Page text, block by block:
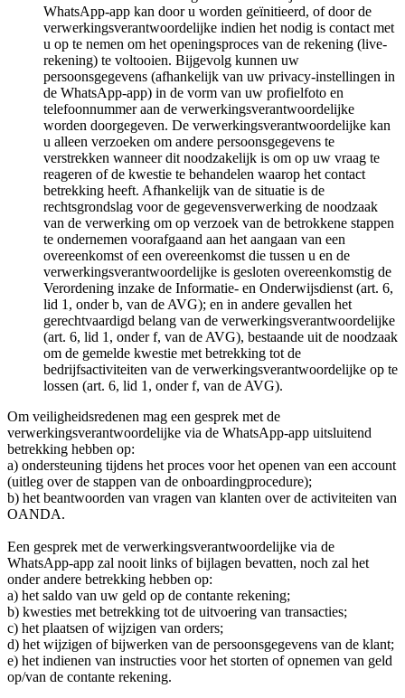
WhatsApp-app kan door u worden geïnitieerd, of door de
verwerkingsverantwoordelijke indien het nodig is contact met
u op te nemen om het openingsproces van de rekening (live-
rekening) te voltooien. Bijgevolg kunnen uw
persoonsgegevens (afhankelijk van uw privacy-instellingen in
de WhatsApp-app) in de vorm van uw profielfoto en
telefoonnummer aan de verwerkingsverantwoordelijke
worden doorgegeven. De verwerkingsverantwoordelijke kan
u alleen verzoeken om andere persoonsgegevens te
verstrekken wanneer dit noodzakelijk is om op uw vraag te
reageren of de kwestie te behandelen waarop het contact
betrekking heeft. Afhankelijk van de situatie is de
rechtsgrondslag voor de gegevensverwerking de noodzaak
van de verwerking om op verzoek van de betrokkene stappen
te ondernemen voorafgaand aan het aangaan van een
overeenkomst of een overeenkomst die tussen u en de
verwerkingsverantwoordelijke is gesloten overeenkomstig de
Verordening inzake de Informatie- en Onderwijsdienst (art. 6,
lid 1, onder b, van de AVG); en in andere gevallen het
gerechtvaardigd belang van de verwerkingsverantwoordelijke
(art. 6, lid 1, onder f, van de AVG), bestaande uit de noodzaak
om de gemelde kwestie met betrekking tot de
bedrijfsactiviteiten van de verwerkingsverantwoordelijke op te
lossen (art. 6, lid 1, onder f, van de AVG).
Om veiligheidsredenen mag een gesprek met de
verwerkingsverantwoordelijke via de WhatsApp-app uitsluitend
betrekking hebben op:
a) ondersteuning tijdens het proces voor het openen van een account
(uitleg over de stappen van de onboardingprocedure);
b) het beantwoorden van vragen van klanten over de activiteiten van
OANDA.
Een gesprek met de verwerkingsverantwoordelijke via de
WhatsApp-app zal nooit links of bijlagen bevatten, noch zal het
onder andere betrekking hebben op:
a) het saldo van uw geld op de contante rekening;
b) kwesties met betrekking tot de uitvoering van transacties;
c) het plaatsen of wijzigen van orders;
d) het wijzigen of bijwerken van de persoonsgegevens van de klant;
e) het indienen van instructies voor het storten of opnemen van geld
op/van de contante rekening.